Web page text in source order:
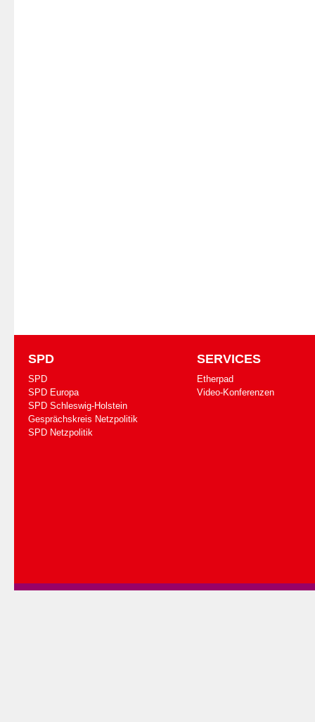
SPD
SPD
SPD Europa
SPD Schleswig-Holstein
Gesprächskreis Netzpolitik
SPD Netzpolitik
SERVICES
Etherpad
Video-Konferenzen